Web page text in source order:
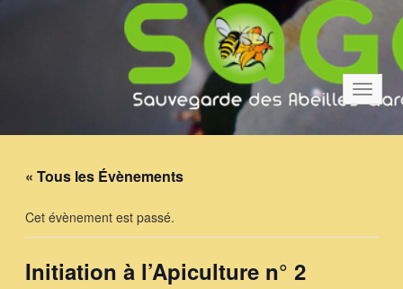
la
« Tous les Évènements
Cet évènement est passé.
Initiation à l’Apiculture n° 2